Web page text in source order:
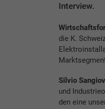
Interview.
die K.
Silvio
und
den eine